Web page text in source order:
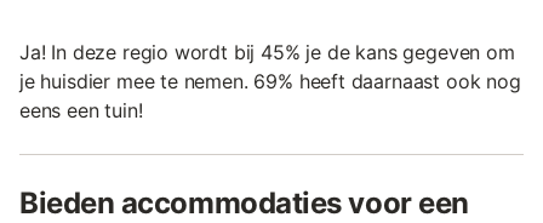
Ja! In deze regio wordt bij 45% je de kans gegeven om
je huisdier mee te nemen. 69% heeft daarnaast ook nog
eens een tuin!
Bieden accommodaties voor een